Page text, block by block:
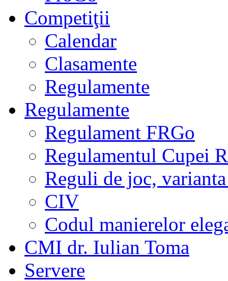
Competiţii
Calendar
Clasamente
Regulamente
Regulamente
Regulament FRGo
Regulamentul Cupei
Reguli de joc,
CIV
Codul manierelor
CMI dr. Iulian Toma
Servere